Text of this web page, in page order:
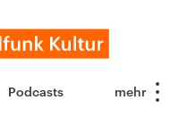
Podcasts